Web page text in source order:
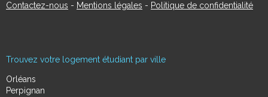
Contactez-nous - Mentions légales - Politique de confidentialité
Trouvez votre logement étudiant par ville
Orléans
Perpignan